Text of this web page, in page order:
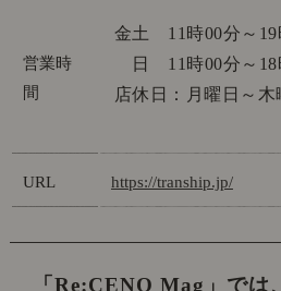
営業時
間
金土 11時00分～19
日 11時00分～18
店休日：月曜日～木
URL https://tranship.jp/
「Re:CENO Mag」では、